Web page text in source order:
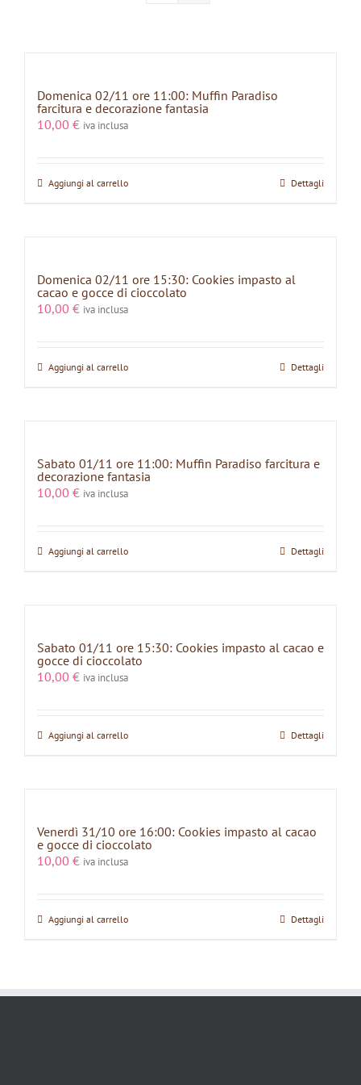
Domenica 02/11 ore 11:00: Muffin Paradiso
farcitura e decorazione fantasia
10,00 € iva inclusa
Aggiungi al carrello Dettagli
Domenica 02/11 ore 15:30: Cookies impasto al
cacao e gocce di cioccolato
10,00 € iva inclusa
Aggiungi al carrello Dettagli
Sabato 01/11 ore 11:00: Muffin Paradiso farcitura e
decorazione fantasia
10,00 € iva inclusa
Aggiungi al carrello Dettagli
Sabato 01/11 ore 15:30: Cookies impasto al cacao e
gocce di cioccolato
10,00 € iva inclusa
Aggiungi al carrello Dettagli
Venerdì 31/10 ore 16:00: Cookies impasto al cacao
e gocce di cioccolato
10,00 € iva inclusa
Aggiungi al carrello Dettagli